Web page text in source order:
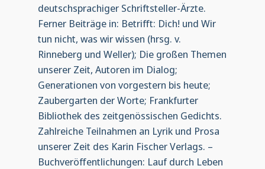
deutschsprachiger Schriftsteller-Ärzte.
Ferner Beiträge in: Betrifft: Dich! und Wir
tun nicht, was wir wissen (hrsg. v.
Rinneberg und Weller); Die großen Themen
unserer Zeit, Autoren im Dialog;
Generationen von vorgestern bis heute;
Zaubergarten der Worte; Frankfurter
Bibliothek des zeitgenössischen Gedichts.
Zahlreiche Teilnahmen an Lyrik und Prosa
unserer Zeit des Karin Fischer Verlags. –
Buchveröffentlichungen: Lauf durch Leben